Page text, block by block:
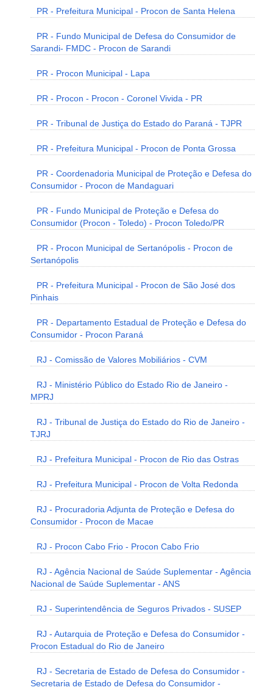
PR - Prefeitura Municipal - Procon de Santa Helena
PR - Fundo Municipal de Defesa do Consumidor de
Sarandi- FMDC - Procon de Sarandi
PR - Procon Municipal - Lapa
PR - Procon - Procon - Coronel Vivida - PR
PR - Tribunal de Justiça do Estado do Paraná - TJPR
PR - Prefeitura Municipal - Procon de Ponta Grossa
PR - Coordenadoria Municipal de Proteção e Defesa do
Consumidor - Procon de Mandaguari
PR - Fundo Municipal de Proteção e Defesa do
Consumidor (Procon - Toledo) - Procon Toledo/PR
PR - Procon Municipal de Sertanópolis - Procon de
Sertanópolis
PR - Prefeitura Municipal - Procon de São José dos
Pinhais
PR - Departamento Estadual de Proteção e Defesa do
Consumidor - Procon Paraná
RJ - Comissão de Valores Mobiliários - CVM
RJ - Ministério Público do Estado Rio de Janeiro -
MPRJ
RJ - Tribunal de Justiça do Estado do Rio de Janeiro -
TJRJ
RJ - Prefeitura Municipal - Procon de Rio das Ostras
RJ - Prefeitura Municipal - Procon de Volta Redonda
RJ - Procuradoria Adjunta de Proteção e Defesa do
Consumidor - Procon de Macae
RJ - Procon Cabo Frio - Procon Cabo Frio
RJ - Agência Nacional de Saúde Suplementar - Agência
Nacional de Saúde Suplementar - ANS
RJ - Superintendência de Seguros Privados - SUSEP
RJ - Autarquia de Proteção e Defesa do Consumidor -
Procon Estadual do Rio de Janeiro
RJ - Secretaria de Estado de Defesa do Consumidor -
Secretaria de Estado de Defesa do Consumidor -